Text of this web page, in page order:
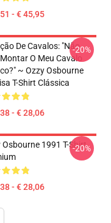
- € 45,95
De Cavalos: "Não
O Meu Cavalo
~ Ozzy Osbourne
T-Shirt Clássica
- € 28,06
-20%
Osbourne 1991 T-Shirt
- € 28,06
-20%